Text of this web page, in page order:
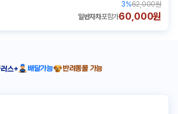
3%62,000원
일반자차포함가60,000원
스+ 배달가능
반려동물 가능